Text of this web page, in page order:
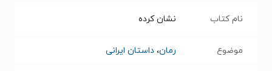
نام کتاب نشان کرده
موضوع رمان، داستان ایرانی